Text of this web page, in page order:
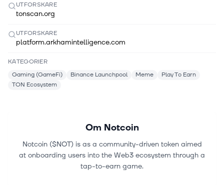
UTFORSKARE
tonscan.org
UTFORSKARE
platform.arkhamintelligence.com
KATEGORIER
Gaming (GameFi)
Binance Launchpool Meme
Play To Earn
TON Ecosystem
Om Notcoin
Notcoin ($NOT) is as a community-driven token aimed
at onboarding users into the Web3 ecosystem through a
tap-to-earn game.